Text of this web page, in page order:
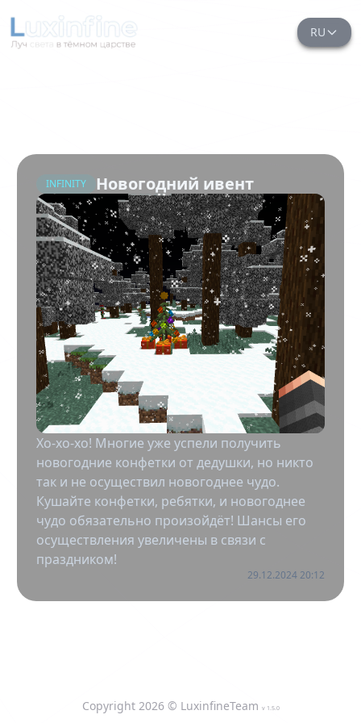
RU
INFINITY Новогодний ивент
Хо-хо-хо! Многие уже успели получить
новогодние конфетки от дедушки, но никто
так и не осуществил новогоднее чудо.
Кушайте конфетки, ребятки, и новогоднее
чудо обязательно произойдёт! Шансы его
осуществления увеличены в связи с
праздником!
29.12.2024 20:12
Copyright 2026© LuxinfineTeam v 1.5.0